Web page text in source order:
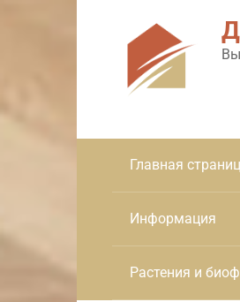
Главная
Информация
Растения и